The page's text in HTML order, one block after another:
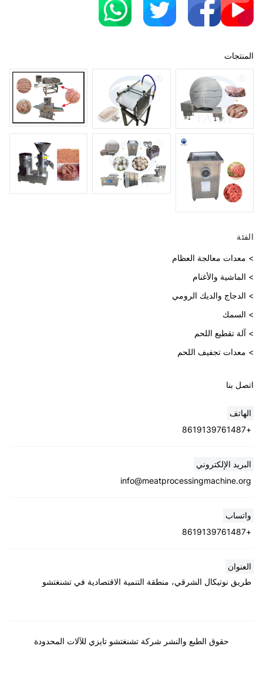
المنتجات
الفئة
> معدات معالجة العظام
> الماشية والأغنام
> الدجاج والديك الرومي
> السمك
> آلة تقطيع اللحم
> معدات تجفيف اللحم
اتصل بنا
الهاتف
+8619139761487
البريد الإلكتروني
info@meatprocessingmachine.org
واتساب
+8619139761487
العنوان
طريق نوتيكال الشرقي، منطقة التنمية الاقتصادية في تشنغتشو
حقوق الطبع والنشر شركة تشنغتشو تايزي للآلات المحدودة
Whatsapp
Wechat